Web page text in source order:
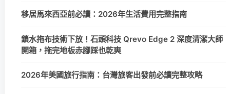
移居馬來西亞前必讀：2026年生活費用完整指南
鎖水拖布技術下放！石頭科技 Qrevo Edge 2 深度清潔大師
開箱，拖完地板赤腳踩也乾爽
2026年美國旅行指南：台灣旅客出發前必讀完整攻略